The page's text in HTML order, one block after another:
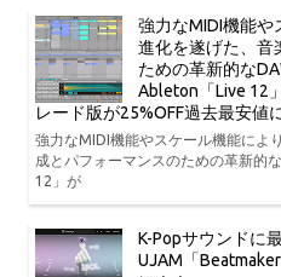
強力なMIDI機能や
進化を遂げた、音
ための革新的な
Ableton「Live 12
レード版が25%OFF過去最安値
強力なMIDI機能やスケール機能によ
成とパフォーマンスのための革新的
12」が
K-Popサウンドに
UJAM「